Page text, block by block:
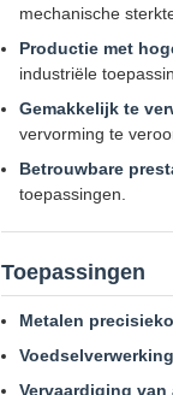
mechanische
Productie met
industriële
Gemakkelijk te
vervorming te
Betrouwbare
toepassingen.
Toepassingen
Metalen
Vervaardiging van